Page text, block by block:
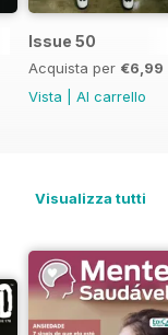
Issue 50
Acquista per €6,99
Vista
Al carrello
Visualizza tutti